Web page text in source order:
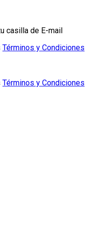
casilla de E-mail
Términos y Condiciones
Términos y Condiciones